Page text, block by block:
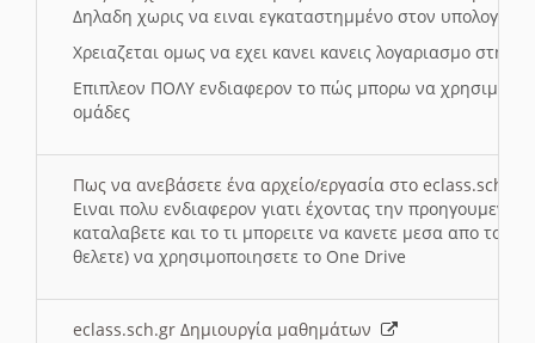
Δηλαδη χωρις να ειναι εγκαταστημμένο στον
Χρειαζεται ομως να εχει κανει κανεις λογαριασμο στη
Επιπλεον ΠΟΛΥ ενδιαφερον το πώς μπορω να
ομάδες
Πως να ανεβάσετε ένα αρχείο/εργασία στο eclass.sch.gr
Ειναι πολυ ενδιαφερον γιατι έχοντας την
καταλαβετε και το τι μπορειτε να κανετε μεσα απο το
θελετε) να χρησιμοποιησετε το One Drive
eclass.sch.gr Δημιουργία μαθημάτων